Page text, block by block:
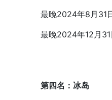
最晚2024年8月31日
最晚2024年12月31
第四名：冰岛